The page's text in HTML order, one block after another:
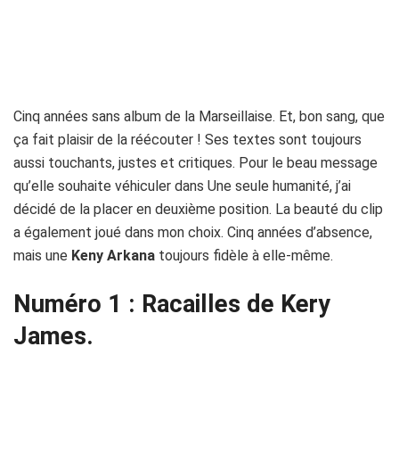
Cinq années sans album de la Marseillaise. Et, bon sang, que
ça fait plaisir de la réécouter ! Ses textes sont toujours
aussi touchants, justes et critiques. Pour le beau message
qu’elle souhaite véhiculer dans Une seule humanité, j’ai
décidé de la placer en deuxième position. La beauté du clip
a également joué dans mon choix. Cinq années d’absence,
mais une Keny Arkana toujours fidèle à elle-même.
Numéro 1 : Racailles de Kery
James.